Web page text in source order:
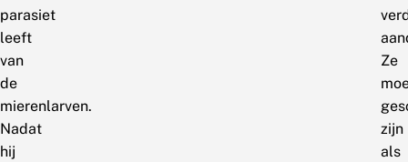
parasiet
leeft
van
de
mierenlarven.
Nadat
hij
Ze
zijn
als